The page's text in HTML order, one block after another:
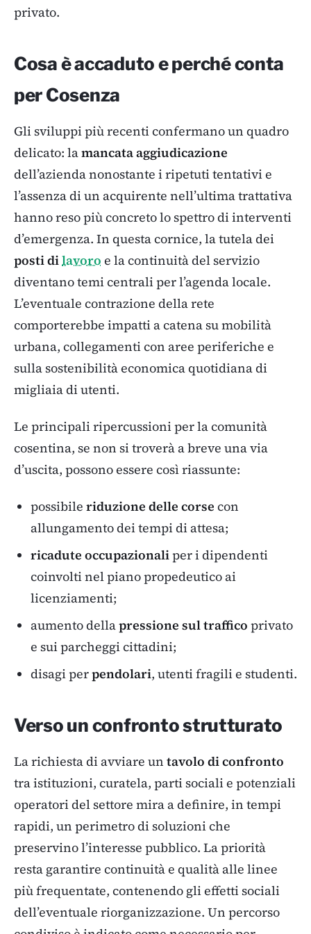
privato.
Cosa è accaduto e perché conta
per Cosenza
Gli sviluppi più recenti confermano un quadro
delicato: lamancata aggiudicazione
dell’azienda nonostante i ripetuti tentativi e
l’assenza di un acquirente nell’ultima trattativa
hanno reso più concreto lo spettro di interventi
d’emergenza. In questa cornice, la tutela dei
posti dilavoro e la continuità del servizio
diventano temi centrali per l’agenda locale.
L’eventuale contrazione della rete
comporterebbe impatti a catena su mobilità
urbana, collegamenti con aree periferiche e
sulla sostenibilità economica quotidiana di
migliaia di utenti.
Le principali ripercussioni per la comunità
cosentina, se non si troverà a breve una via
d’uscita, possono essere così riassunte:
possibile riduzione delle corse con
allungamento dei tempi di attesa;
ricadute occupazionaliper i dipendenti
coinvolti nel piano propedeutico ai
licenziamenti;
aumento dellapressione sul traffico privato
e sui parcheggi cittadini;
disagi perpendolari, utenti fragili e studenti.
Verso un confronto strutturato
La richiesta di avviare un tavolo di confronto
tra istituzioni, curatela, parti sociali e potenziali
operatori del settore mira a definire, in tempi
rapidi, un perimetro di soluzioni che
preservino l’interesse pubblico. La priorità
resta garantire continuità e qualità alle linee
più frequentate, contenendo gli effetti sociali
dell’eventuale riorganizzazione. Un percorso